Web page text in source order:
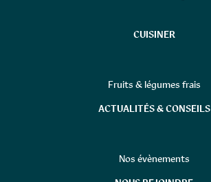
CUISINER
Fruits & légumes frais
ACTUALITÉS & CONSEILS
Nos évènements